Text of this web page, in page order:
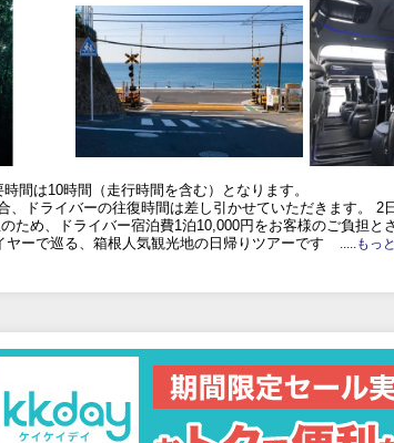
間は10時間（走行時間を含む）となります。
、ドライバーの往復時間は差し引かせていただきます。
ため、ドライバー宿泊費1泊10,000円をお客様のご負担と
ヤーで巡る、箱根人気観光地の日帰りツアーです
.....もっ